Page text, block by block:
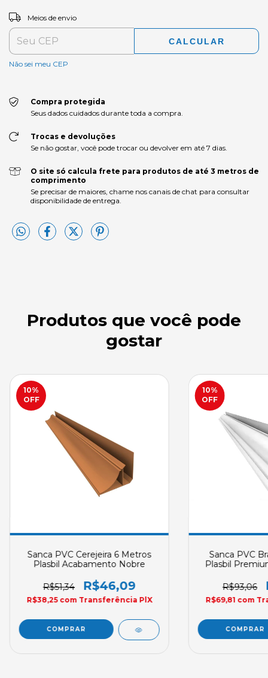
Entregas para o CEP:
Meios de envio
CALCULAR
Não sei meu CEP
Compra protegida
Seus dados cuidados durante toda a compra.
Trocas e devoluções
Se não gostar, você pode trocar ou devolver em até 7 dias.
O site só calcula frete para produtos de até 3 metros de
comprimento
Se precisar de maiores, chame nos canais de chat para consultar
disponibilidade de entrega.
Produtos que você pode
gostar
10%
OFF
Sanca PVC Cerejeira 6 Metros
Plasbil Acabamento Nobre
R$51,34 R$46,09
R$38,25 com Transferência PlX
10%
OFF
Sanca PVC
Plasbil
R$93,06
R$69,81 com